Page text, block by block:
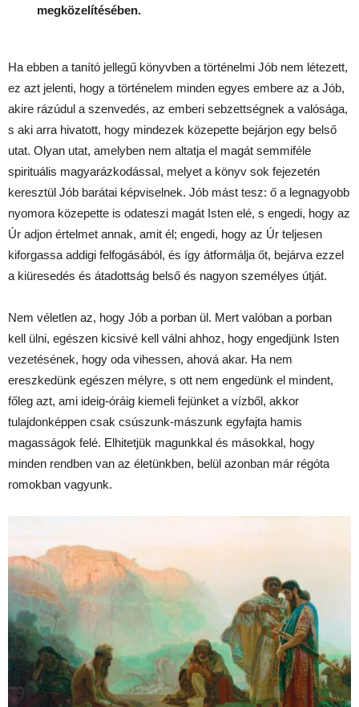
megközelítésében.
Ha ebben a tanító jellegű könyvben a történelmi Jób nem létezett,
ez azt jelenti, hogy a történelem minden egyes embere az a Jób,
akire rázúdul a szenvedés, az emberi sebzettségnek a valósága,
s aki arra hivatott, hogy mindezek közepette bejárjon egy belső
utat. Olyan utat, amelyben nem altatja el magát semmiféle
spirituális magyarázkodással, melyet a könyv sok fejezetén
keresztül Jób barátai képviselnek. Jób mást tesz: ő a legnagyobb
nyomora közepette is odateszi magát Isten elé, s engedi, hogy az
Úr adjon értelmet annak, amit él; engedi, hogy az Úr teljesen
kiforgassa addigi felfogásából, és így átformálja őt, bejárva ezzel
a kiüresedés és átadottság belső és nagyon személyes útját.
Nem véletlen az, hogy Jób a porban ül. Mert valóban a porban
kell ülni, egészen kicsivé kell válni ahhoz, hogy engedjünk Isten
vezetésének, hogy oda vihessen, ahová akar. Ha nem
ereszkedünk egészen mélyre, s ott nem engedünk el mindent,
főleg azt, ami ideig-óráig kiemeli fejünket a vízből, akkor
tulajdonképpen csak csúszunk-mászunk egyfajta hamis
magasságok felé. Elhitetjük magunkkal és másokkal, hogy
minden rendben van az életünkben, belül azonban már régóta
romokban vagyunk.